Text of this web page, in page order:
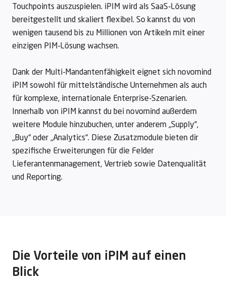
Touchpoints auszuspielen. iPIM wird als SaaS-Lösung
bereitgestellt und skaliert flexibel. So kannst du von
wenigen tausend bis zu Millionen von Artikeln mit einer
einzigen PIM-Lösung wachsen.
Dank der Multi-Mandantenfähigkeit eignet sich novomind
iPIM sowohl für mittelständische Unternehmen als auch
für komplexe, internationale Enterprise-Szenarien.
Innerhalb von iPIM kannst du bei novomind außerdem
weitere Module hinzubuchen, unter anderem „Supply“,
„Buy“ oder „Analytics“. Diese Zusatzmodule bieten dir
spezifische Erweiterungen für die Felder
Lieferantenmanagement, Vertrieb sowie Datenqualität
und Reporting.
Die Vorteile von iPIM auf einen
Blick